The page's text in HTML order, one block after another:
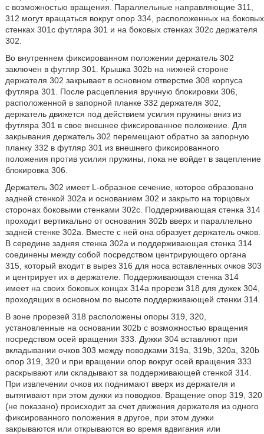
с возможностью вращения. Параллельные направляющие 311,
312 могут вращаться вокруг опор 334, расположенных на боковых
стенках 301c футляра 301 и на боковых стенках 302c держателя
302.
Во внутреннем фиксированном положении держатель 302
заключен в футляр 301. Крышка 302b на нижней стороне
держателя 302 закрывает в основном отверстие 308 корпуса
футляра 301. После расцепления вручную блокировки 306,
расположенной в запорной планке 332 держателя 302,
держатель движется под действием усилия пружины вниз из
футляра 301 в свое внешнее фиксированное положение. Для
закрывания держатель 302 перемещают обратно за запорную
планку 332 в футляр 301 из внешнего фиксированного
положения против усилия пружины, пока не войдет в зацепление
блокировка 306.
Держатель 302 имеет L-образное сечение, которое образовано
задней стенкой 302a и основанием 302 и закрыто на торцовых
сторонах боковыми стенками 302c. Поддерживающая стенка 314
проходит вертикально от основания 302b вверх и параллельно
задней стенке 302a. Вместе с ней она образует держатель очков.
В середине задняя стенка 302a и поддерживающая стенка 314
соединены между собой посредством центрирующего органа
315, который входит в вырез 316 для носа вставленных очков 303
и центрирует их в держателе. Поддерживающая стенка 314
имеет на своих боковых концах 314a прорези 318 для дужек 304,
проходящих в основном по высоте поддерживающей стенки 314.
В зоне прорезей 318 расположены опоры 319, 320,
установленные на основании 302b с возможностью вращения
посредством осей вращения 333. Дужки 304 вставляют при
вкладывании очков 303 между поводками 319a, 319b, 320a, 320b
опор 319, 320 и при вращении опор вокруг осей вращения 333
раскрывают или складывают за поддерживающей стенкой 314.
При извлечении очков их поднимают вверх из держателя и
вытягивают при этом дужки из поводков. Вращение опор 319, 320
(не показано) происходит за счет движения держателя из одного
фиксированного положения в другое, при этом дужки
закрываются или открываются во время вдвигания или